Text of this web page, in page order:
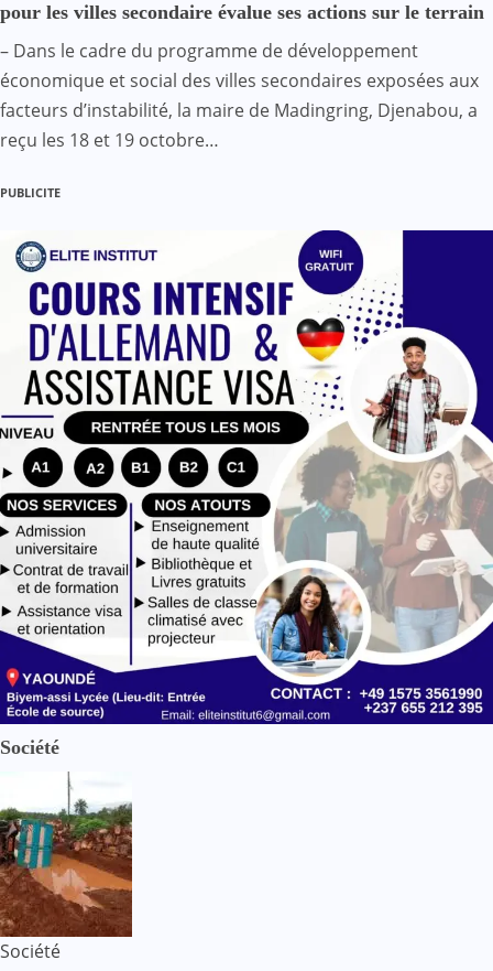
pour les villes secondaire évalue ses actions sur le terrain
– Dans le cadre du programme de développement
économique et social des villes secondaires exposées aux
facteurs d’instabilité, la maire de Madingring, Djenabou, a
reçu les 18 et 19 octobre…
PUBLICITE
Société
Société